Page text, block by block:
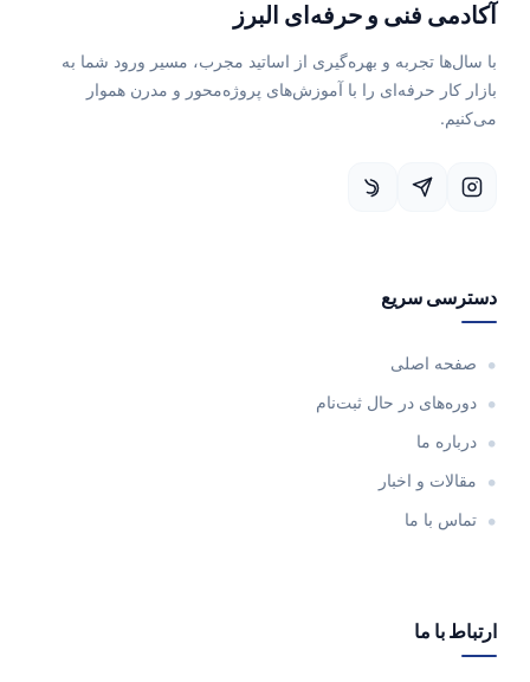
آکادمی فنی و حرفه‌ای البرز
با سال‌ها تجربه و بهره‌گیری از اساتید مجرب، مسیر ورود شما به
بازار کار حرفه‌ای را با آموزش‌های پروژه‌محور و مدرن هموار
می‌کنیم.
دسترسی سریع
صفحه اصلی
دوره‌های در حال ثبت‌نام
درباره ما
مقالات و اخبار
تماس با ما
ارتباط با ما